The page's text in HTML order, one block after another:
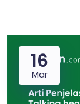
16
Mar